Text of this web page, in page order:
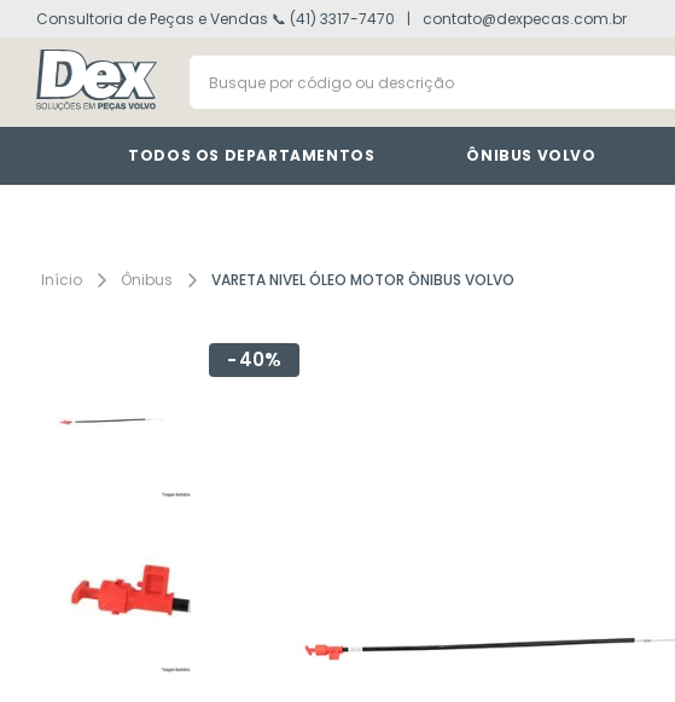
Consultoria de Peças e Vendas 📞 (41) 3317-7470 contato@dexpecas.com.br
Busque por código ou descrição
TODOS OS DEPARTAMENTOS ÔNIBUS VOLVO
Ônibus VARETA NIVEL ÓLEO MOTOR ÔNIBUS VOLVO
40%
1º volvo fh
2º painel
vm
4º
5º defletor
7º interruptor
9º tacografo